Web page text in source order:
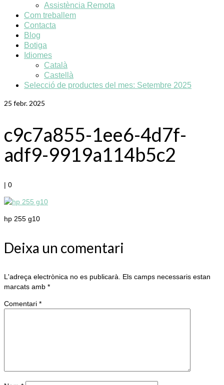
Assistència Remota
Com treballem
Contacta
Blog
Botiga
Idiomes
Català
Castellà
Selecció de productes del mes: Setembre 2025
25 febr. 2025
c9c7a855-1ee6-4d7f-
adf9-9919a114b5c2
| 0
hp 255 g10
Deixa un comentari
L'adreça electrònica no es publicarà.
Els camps necessaris estan
marcats amb *
Comentari *